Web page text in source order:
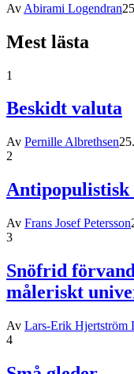
Av Abirami Logendran
Mest lästa
1
Beskidt valuta
Av Pernille Albrethsen
2
Av Frans Josef Petersson
3
Snöfrid
måleriskt
Av Lars-Erik Hjertström
4